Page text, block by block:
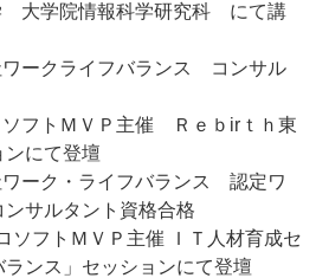
大学院情報科学研究科 にて講
ークライフバランス コンサル
フトＭＶＰ主催 Ｒｅｂirｔｈ東
にて登壇
ーク・ライフバランス 認定ワ
サルタント資格合格
ソフトＭＶＰ主催 ＩＴ人材育成セ
ンス」セッションにて登壇